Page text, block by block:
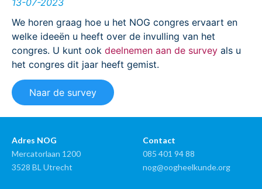
13-07-2023
We horen graag hoe u het NOG congres ervaart en
welke ideeën u heeft over de invulling van het
congres. U kunt ook deelnemen aan de survey als u
het congres dit jaar heeft gemist.
Naar de survey
Adres NOG
Mercatorlaan 1200
3528 BL Utrecht
Contact
085 401 94 88
nog@oogheelkunde.org